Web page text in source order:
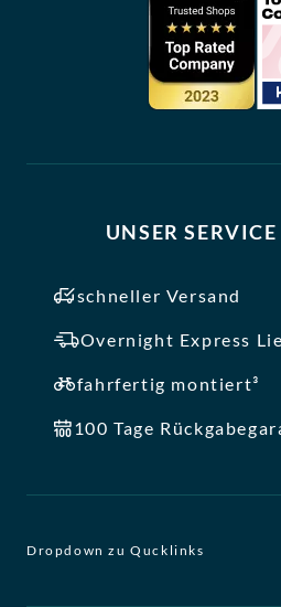
UNSER
schneller Versand
Overnight Express
fahrfertig montiert³
100 Tage
Dropdown zu Qucklinks